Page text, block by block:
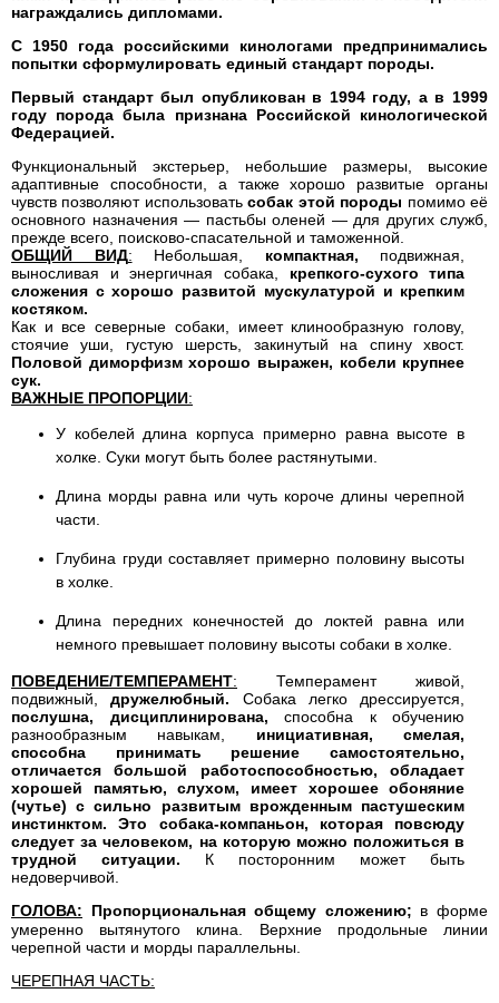
награждались дипломами.
С 1950 года российскими кинологами предпринимались
попытки сформулировать единый стандарт породы.
Первый стандарт был опубликован в 1994 году, а в 1999
году порода была признана Российской кинологической
Федерацией.
Функциональный экстерьер, небольшие размеры, высокие
адаптивные способности, а также хорошо развитые органы
чувств позволяют использоватьсобак этой породы помимо её
основного назначения — пастьбы оленей — для других служб,
прежде всего, поисково-спасательной и таможенной.
ОБЩИЙ ВИД: Небольшая, компактная, подвижная,
выносливая и энергичная собака, крепкого-сухого типа
сложения с хорошо развитой мускулатурой и крепким
костяком.
Как и все северные собаки, имеет клинообразную голову,
стоячие уши, густую шерсть, закинутый на спину хвост.
Половой диморфизм хорошо выражен, кобели крупнее
сук.
ВАЖНЫЕ ПРОПОРЦИИ:
У кобелей длина корпуса примерно равна высоте в
холке. Суки могут быть более растянутыми.
Длина морды равна или чуть короче длины черепной
части.
Глубина груди составляет примерно половину высоты
в холке.
Длина передних конечностей до локтей равна или
немного превышает половину высоты собаки в холке.
ПОВЕДЕНИЕ/ТЕМПЕРАМЕНТ: Темперамент живой,
подвижный,дружелюбный. Собака легко дрессируется,
послушна, дисциплинирована, способна к обучению
разнообразным навыкам, инициативная, смелая,
способна принимать решение самостоятельно,
отличается большой работоспособностью, обладает
хорошей памятью, слухом, имеет хорошее обоняние
(чутье) с сильно развитым врожденным пастушеским
инстинктом. Это собака-компаньон, которая повсюду
следует за человеком, на которую можно положиться в
трудной ситуации. К посторонним может быть
недоверчивой.
ГОЛОВА: Пропорциональная общему сложению; в форме
умеренно вытянутого клина. Верхние продольные линии
черепной части и морды параллельны.
ЧЕРЕПНАЯ ЧАСТЬ: